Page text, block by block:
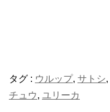
タグ : ウルップ, サトシ,
チュウ, ユリーカ